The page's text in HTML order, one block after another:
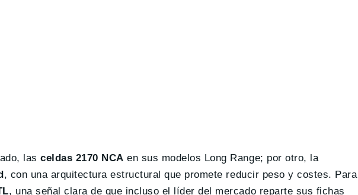
lasceldas 2170 NCA en sus modelos Long Range; por otro, la
, con una arquitectura estructural que promete reducir peso y costes. Para
, una señal clara de que incluso el líder del mercado reparte sus fichas